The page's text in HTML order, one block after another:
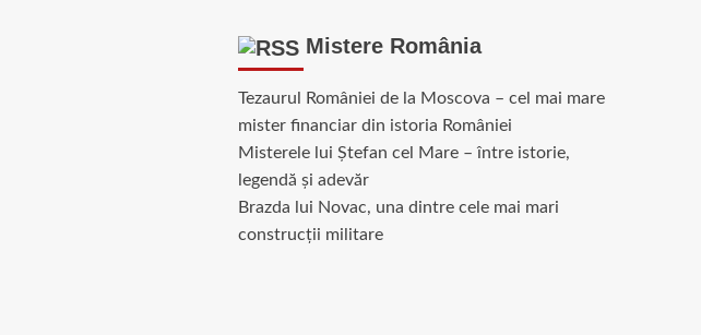
Mistere România
Tezaurul României de la Moscova – cel mai mare
mister financiar din istoria României
Misterele lui Ștefan cel Mare – între istorie,
legendă și adevăr
Brazda lui Novac, una dintre cele mai mari
construcții militare